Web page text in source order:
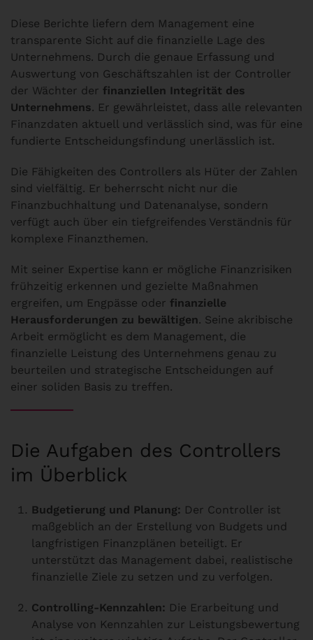
Diese Berichte liefern dem Management eine
transparente Sicht auf die finanzielle Lage des
Unternehmens. Durch die genaue Erfassung und
Auswertung von Geschäftszahlen ist der Controller
der Wächter der finanziellen Integrität des
Unternehmens. Er gewährleistet, dass alle relevanten
Finanzdaten aktuell und verlässlich sind, was für eine
fundierte Entscheidungsfindung unerlässlich ist.
Die Fähigkeiten des Controllers als Hüter der Zahlen
sind vielfältig. Er beherrscht nicht nur die
Finanzbuchhaltung und Datenanalyse, sondern
verfügt auch über ein tiefgreifendes Verständnis für
komplexe Finanzthemen.
Mit seiner Expertise kann er mögliche Finanzrisiken
frühzeitig erkennen und gezielte Maßnahmen
ergreifen, um Engpässe oder finanzielle
Herausforderungen zu bewältigen. Seine akribische
Arbeit ermöglicht es dem Management, die
finanzielle Leistung des Unternehmens genau zu
beurteilen und strategische Entscheidungen auf
einer soliden Basis zu treffen.
Die Aufgaben des Controllers
im Überblick
Budgetierung und Planung: Der Controller ist
maßgeblich an der Erstellung von Budgets und
langfristigen Finanzplänen beteiligt. Er
unterstützt das Management dabei, realistische
finanzielle Ziele zu setzen und zu verfolgen.
Controlling-Kennzahlen: Die Erarbeitung und
Analyse von Kennzahlen zur Leistungsbewertung